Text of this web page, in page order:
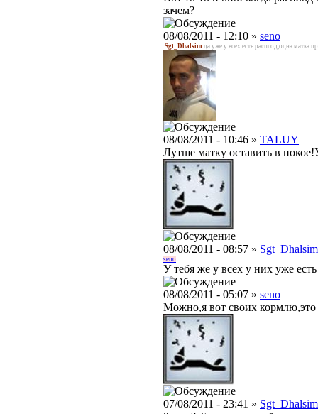
зачем?
08/08/2011 - 12:10 » seno
Sgt_Dhalsim да уже у всех есть расплод,одна матка
08/08/2011 - 10:46 » TALUY
Лутше матку оставить в
08/08/2011 - 08:57 » Sgt_Dhalsim
seno
У тебя же у всех у них уже
08/08/2011 - 05:07 » seno
Можно,я вот своих
07/08/2011 - 23:41 » Sgt_Dhalsim